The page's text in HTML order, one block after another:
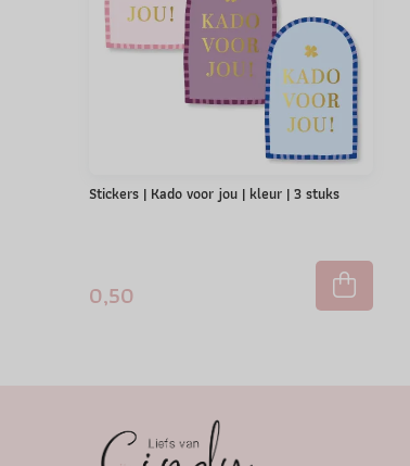
Stickers | Kado voor jou | kleur | 3 stuks
0,50